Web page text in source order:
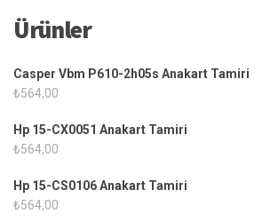
Ürünler
Casper Vbm P610-2h05s Anakart Tamiri
₺564,00
Hp 15-CX0051 Anakart Tamiri
₺564,00
Hp 15-CS0106 Anakart Tamiri
₺564,00